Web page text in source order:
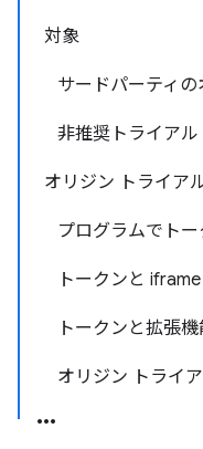
対象
サードパーティ
非推奨トライアル
オリジン トライア
プログラムでト
トークンと iframe
トークンと拡張
オリジン トライ